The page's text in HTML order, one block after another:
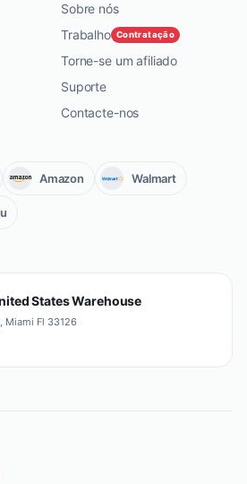
Sobre nós
Trabalho Contratação
Torne-se um afiliado
Suporte
Contacte-nos
Amazon Walmart
States Warehouse
Miami Fl 33126